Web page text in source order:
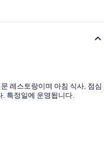
레스토랑이며 아침 식사, 점심
. 특정일에 운영됩니다.